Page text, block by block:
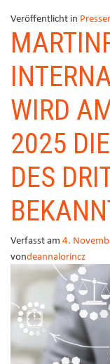
Veröffentlicht in
WIRD
2025
DES
Verfasst am4.
vondeannalorincz